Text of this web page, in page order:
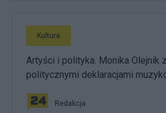
Kultura
Artyści i polityka. Monika Olejnik
politycznymi deklaracjami
Redakcja